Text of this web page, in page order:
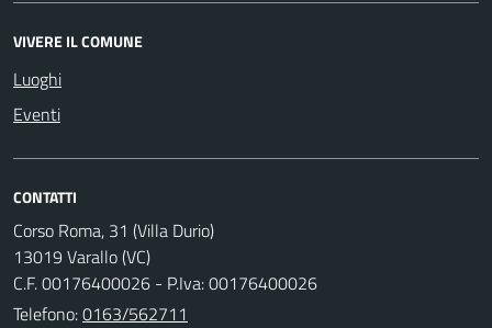
VIVERE IL COMUNE
Luoghi
Eventi
CONTATTI
Corso Roma, 31 (Villa Durio)
13019 Varallo (VC)
C.F. 00176400026 - P.Iva: 00176400026
Telefono:0163/562711